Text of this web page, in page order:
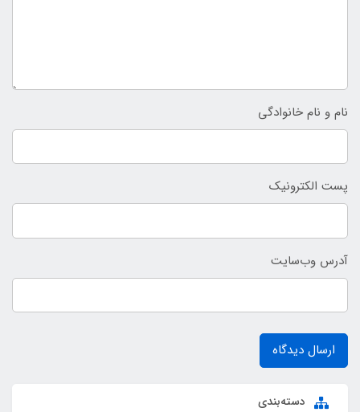
نام و نام خانوادگی
پست الکترونیک
آدرس وب‌سایت
ارسال دیدگاه
دسته‌بندی